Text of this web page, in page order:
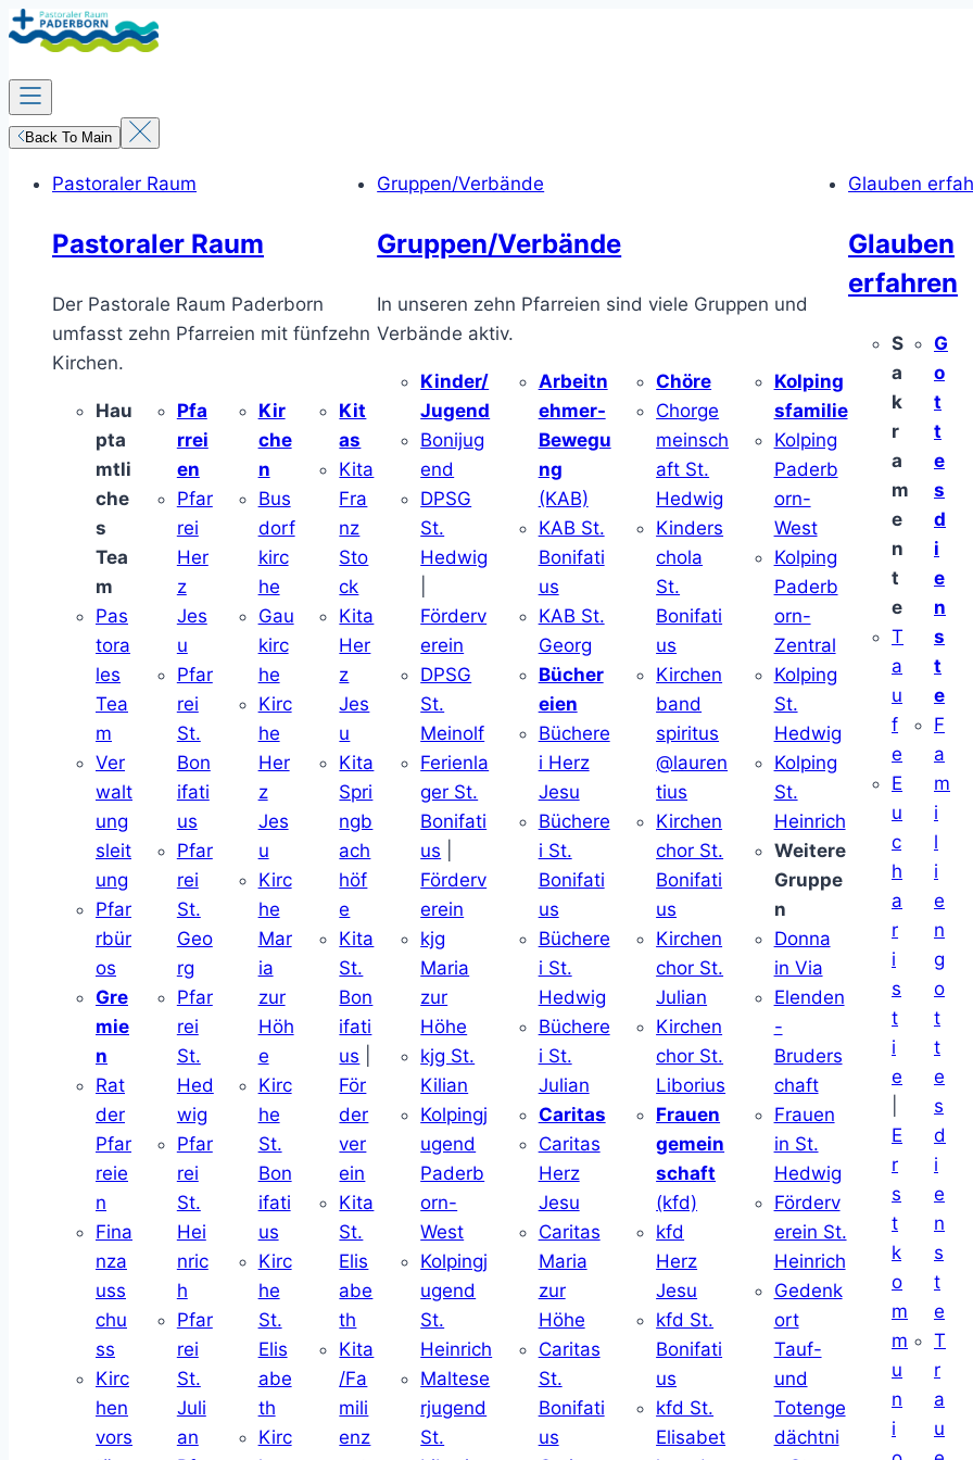
Zum
Inhalt
springen
Back To Main
Pastoraler Raum
Pastoraler Raum
Der Pastorale Raum Paderborn
umfasst zehn Pfarreien mit fünfzehn
Kirchen.
Hau
pta
mtli
che
s
Tea
m
Pas
tora
les
Tea
m
Ver
walt
ung
sleit
ung
Pfar
rbür
os
Gre
mie
n
Rat
der
Pfar
reie
n
Fina
nza
uss
chu
ss
Kirc
hen
vors
Pfa
rrei
en
Pfar
rei
Her
z
Jes
u
Pfar
rei
St.
Bon
ifati
us
Pfar
rei
St.
Geo
rg
Pfar
rei
St.
Hed
wig
Pfar
rei
St.
Hei
nric
h
Pfar
rei
St.
Juli
an
Kir
che
n
Bus
dorf
kirc
he
Gau
kirc
he
Kirc
he
Her
z
Jes
u
Kirc
he
Mar
ia
zur
Höh
e
Kirc
he
St.
Bon
ifati
us
Kirc
he
St.
Elis
abe
th
Kirc
Kit
as
Kita
Fra
nz
Sto
ck
Kita
Her
z
Jes
u
Kita
Spri
ngb
ach
höf
e
Kita
St.
Bon
ifati
us
För
der
ver
ein
Kita
St.
Elis
abe
th
Kita
/Fa
mili
enz
Gruppen/Verbände
Gruppen/Verbände
In unseren zehn Pfarreien sind viele Gruppen und
Verbände aktiv.
Kinder/
Jugend
Bonijug
end
DPSG
St.
Hedwig
Förderv
erein
DPSG
St.
Meinolf
Ferienla
ger St.
Bonifati
us
Förderv
erein
kjg
Maria
zur
Höhe
kjg St.
Kilian
Kolpingj
ugend
Paderb
orn-
West
Kolpingj
ugend
St.
Heinrich
Maltese
rjugend
St.
Arbeitn
ehmer-
Bewegu
ng
(KAB)
KAB St.
Bonifati
us
KAB St.
Georg
Bücher
eien
Büchere
i Herz
Jesu
Büchere
i St.
Bonifati
us
Büchere
i St.
Hedwig
Büchere
i St.
Julian
Caritas
Caritas
Herz
Jesu
Caritas
Maria
zur
Höhe
Caritas
St.
Bonifati
us
Chöre
Chorge
meinsch
aft St.
Hedwig
Kinders
chola
St.
Bonifati
us
Kirchen
band
spiritus
@lauren
tius
Kirchen
chor St.
Bonifati
us
Kirchen
chor St.
Julian
Kirchen
chor St.
Liborius
Frauen
gemein
schaft
(kfd)
kfd
Herz
Jesu
kfd St.
Bonifati
us
kfd St.
Elisabet
Kolping
sfamilie
Kolping
Paderb
orn-
West
Kolping
Paderb
orn-
Zentral
Kolping
St.
Hedwig
Kolping
St.
Heinrich
Weitere
Gruppe
n
Donna
in Via
Elenden
-
Bruders
chaft
Frauen
in St.
Hedwig
Förderv
erein St.
Heinrich
Gedenk
ort
Tauf-
und
Totenge
dächtni
Glauben
Glauben
erfahren
S
a
k
r
a
m
e
n
t
e
T
a
u
f
e
E
u
c
h
a
r
i
s
t
i
e
E
r
s
t
k
o
m
m
u
n
i
G
o
t
t
e
s
d
i
e
n
s
t
e
F
a
m
i
l
i
e
n
g
o
t
t
e
s
d
i
e
n
s
t
e
T
r
a
u